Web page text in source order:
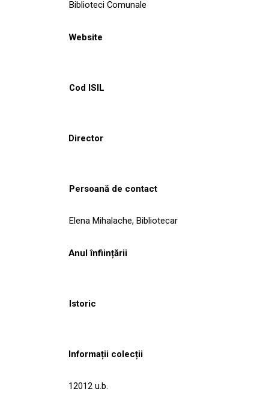
Biblioteci Comunale
Website
Cod ISIL
Director
Persoană de contact
Elena Mihalache, Bibliotecar
Anul înființării
Istoric
Informații colecții
12012 u.b.